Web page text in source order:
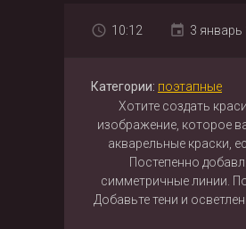
10:12 3 январь
Категории: поэтапные
Хотите создать
изображение, которое
акварельные краски,
Постепенно
симметричные линии.
Добавьте тени и